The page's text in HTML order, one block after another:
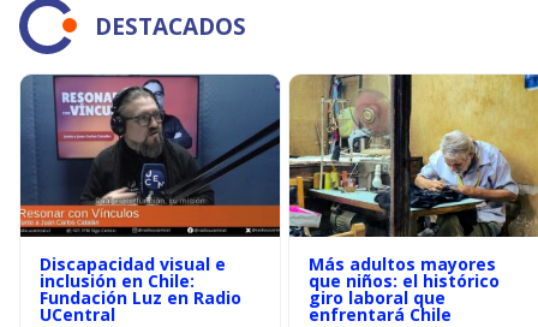
DESTACADOS
Discapacidad visual e
inclusión en Chile:
Fundación Luz en Radio
UCentral
Más adultos mayores
que niños: el histórico
giro laboral que
enfrentará Chile